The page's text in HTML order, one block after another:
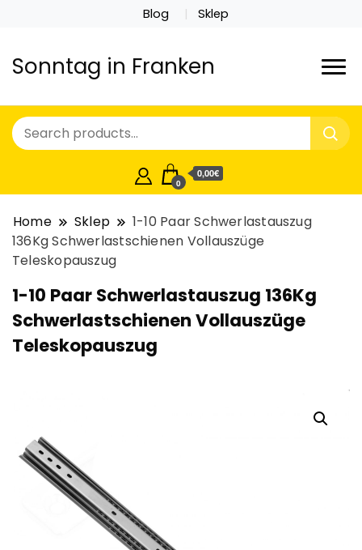
Blog Sklep
Sonntag in Franken
0
0,00€
Home Sklep
1-10 Paar Schwerlastauszug
136Kg Schwerlastschienen Vollauszüge
Teleskopauszug
1-10 Paar Schwerlastauszug 136Kg
Schwerlastschienen Vollauszüge
Teleskopauszug